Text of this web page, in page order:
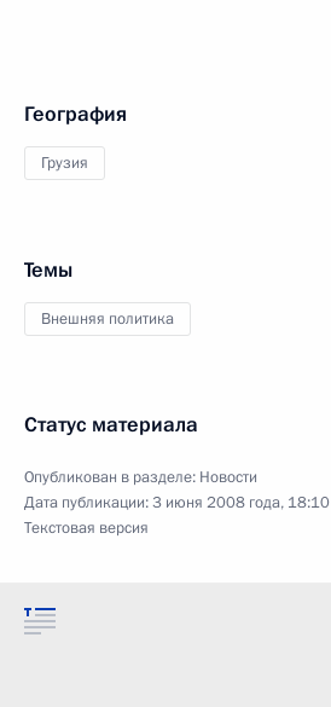
География
Грузия
Темы
Внешняя политика
Статус материала
Опубликован в разделе: Новости
Дата публикации:3 июня 2008 года, 18:10
Текстовая версия